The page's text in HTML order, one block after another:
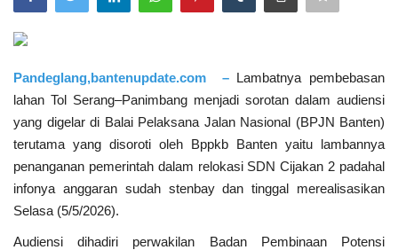
Perikanan & Peternakan
Kesehatan
Pedoman Media Siber
Pemerintahan
Kontak
Pandeglang,bantenupdate.com – Lambatnya pembebasan
lahan Tol Serang–Panimbang menjadi sorotan dalam audiensi
yang digelar di Balai Pelaksana Jalan Nasional (BPJN Banten)
terutama yang disoroti oleh Bppkb Banten yaitu lambannya
penanganan pemerintah dalam relokasi SDN Cijakan 2 padahal
infonya anggaran sudah stenbay dan tinggal merealisasikan
Selasa (5/5/2026).
Audiensi dihadiri perwakilan Badan Pembinaan Potensi